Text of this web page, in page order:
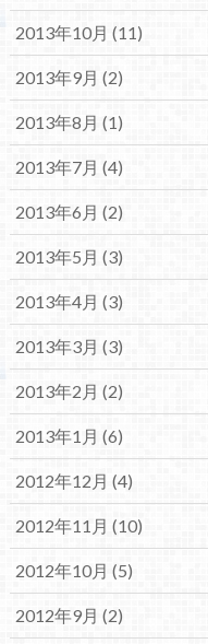
2013年10月 (11)
2013年9月 (2)
2013年8月 (1)
2013年7月 (4)
2013年6月 (2)
2013年5月 (3)
2013年4月 (3)
2013年3月 (3)
2013年2月 (2)
2013年1月 (6)
2012年12月 (4)
2012年11月 (10)
2012年10月 (5)
2012年9月 (2)